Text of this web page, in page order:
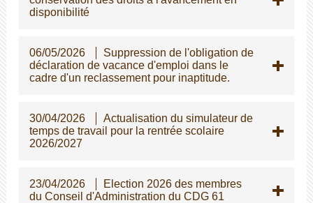
disponibilité
06/05/2026
Suppression de l'obligation de
déclaration de vacance d'emploi dans le
cadre d'un reclassement pour inaptitude.
30/04/2026
Actualisation du simulateur de
temps de travail pour la rentrée scolaire
2026/2027
23/04/2026
Election 2026 des membres
du Conseil d'Administration du CDG 61